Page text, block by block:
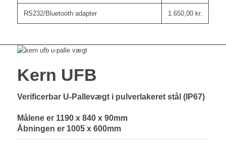
RS232/Bluetooth adapter 1.650,00 kr.
Kern UFB
Verificerbar U-Pallevægt i pulverlakeret stål (IP67)
Målene er 1190 x 840 x 90mm
Åbningen er 1005 x 600mm